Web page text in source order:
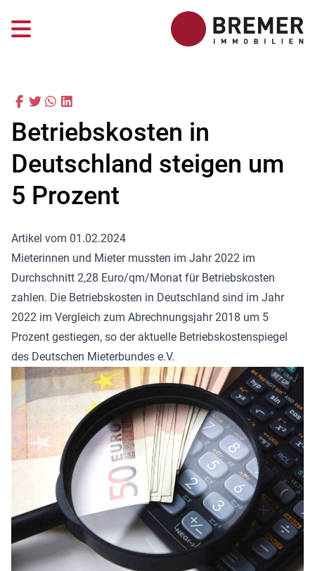
Betriebskosten in
Deutschland steigen um
5 Prozent
Artikel vom 01.02.2024
Mieterinnen und Mieter mussten im Jahr 2022 im
Durchschnitt 2,28 Euro/qm/Monat für Betriebskosten
zahlen. Die Betriebskosten in Deutschland sind im Jahr
2022 im Vergleich zum Abrechnungsjahr 2018 um 5
Prozent gestiegen, so der aktuelle Betriebskostenspiegel
des Deutschen Mieterbundes e.V.